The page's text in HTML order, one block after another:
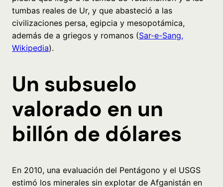
tumbas reales de Ur, y que abasteció a las
civilizaciones persa, egipcia y mesopotámica,
además de a griegos y romanos (Sar-e-Sang,
Wikipedia).
Un subsuelo
valorado en un
billón de dólares
En 2010, una evaluación del Pentágono y el USGS
estimó los minerales sin explotar de Afganistán en